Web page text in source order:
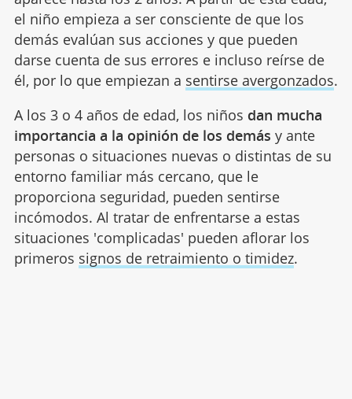
el niño empieza a ser consciente de que los
demás evalúan sus acciones y que pueden
darse cuenta de sus errores e incluso reírse de
él, por lo que empiezan a sentirse avergonzados.
A los 3 o 4 años de edad, los niños dan mucha
importancia a la opinión de los demás y ante
personas o situaciones nuevas o distintas de su
entorno familiar más cercano, que le
proporciona seguridad, pueden sentirse
incómodos. Al tratar de enfrentarse a estas
situaciones 'complicadas' pueden aflorar los
primeros signos de retraimiento o timidez.